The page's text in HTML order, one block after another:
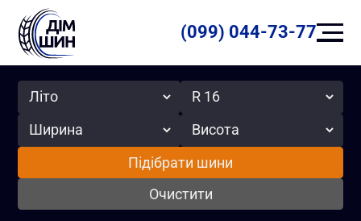
(099) 044-73-77
Сезон Радіус
Ширина Висота
Підібрати шини
Очистити